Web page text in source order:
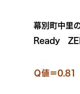
幕別町中里
Ready
Ｑ値＝